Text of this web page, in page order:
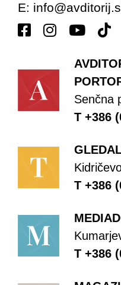
E:
Senčna
T +386
T +386
T +386